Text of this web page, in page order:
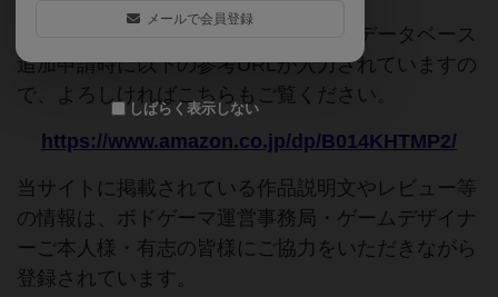
このページは情報が不足しています。データベース
追加申請時に以下の参考URLが入力されていますの
で、よろしければこちらもご覧ください。
https://www.amazon.co.jp/dp/B014KHTMP2/
当サイトに掲載されている作品説明文やレビュー等
の情報は、ボドゲーマ運営事務局・ゲームデザイナ
ーご本人様・有志の皆様にご協力をいただきながら
登録されています。
メールで会員登録
しばらく表示しない